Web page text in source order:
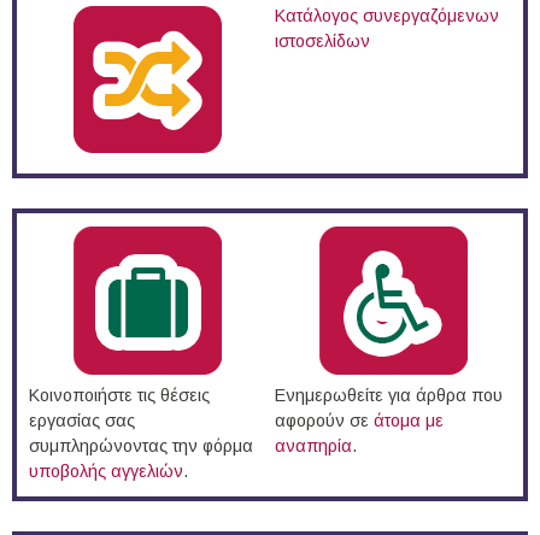
Κατάλογος συνεργαζόμενων
ιστοσελίδων
Κοινοποιήστε τις θέσεις
εργασίας σας
συμπληρώνοντας την φόρμα
υποβολής αγγελιών.
Ενημερωθείτε για άρθρα που
αφορούν σε άτομα με
αναπηρία.